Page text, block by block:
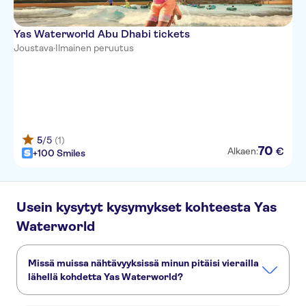
Yas Waterworld Abu Dhabi tickets
Joustava·Ilmainen peruutus
5/5 (1)
+100 Smiles
Alkaen:70 €
Usein kysytyt kysymykset kohteesta Yas
Waterworld
Missä muissa nähtävyyksissä minun pitäisi vierailla
lähellä kohdetta Yas Waterworld?